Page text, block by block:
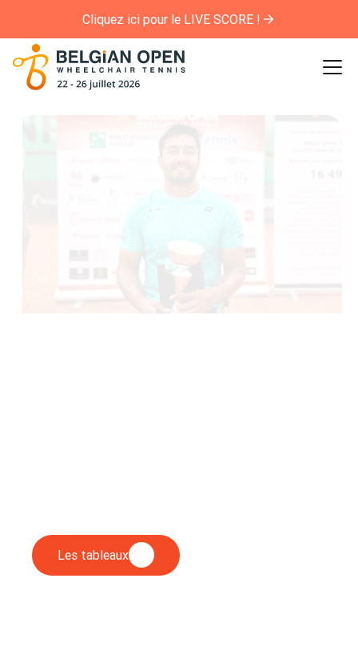
Cliquez ici pour le LIVE SCORE !
Les tableaux